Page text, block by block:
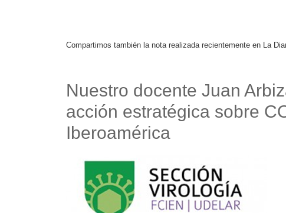
Compartimos también la nota realizada recientemente en La
Nuestro docente Juan
acción estratégica sobre
Iberoamérica